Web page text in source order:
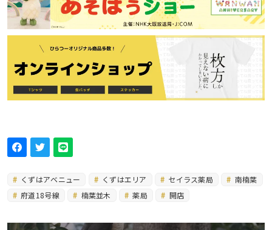
くずはアベニュー くずはエリア セイラス薬局
南楠葉
府道18号線
楠葉並木 薬局 開店